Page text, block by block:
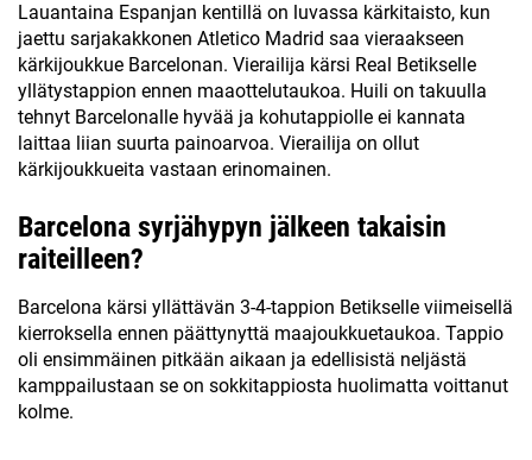
Lauantaina Espanjan kentillä on luvassa kärkitaisto, kun
jaettu sarjakakkonen Atletico Madrid saa vieraakseen
kärkijoukkue Barcelonan. Vierailija kärsi Real Betikselle
yllätystappion ennen maaottelutaukoa. Huili on takuulla
tehnyt Barcelonalle hyvää ja kohutappiolle ei kannata
laittaa liian suurta painoarvoa. Vierailija on ollut
kärkijoukkueita vastaan erinomainen.
Barcelona syrjähypyn jälkeen takaisin
raiteilleen?
Barcelona kärsi yllättävän 3-4-tappion Betikselle viimeisellä
kierroksella ennen päättynyttä maajoukkuetaukoa. Tappio
oli ensimmäinen pitkään aikaan ja edellisistä neljästä
kamppailustaan se on sokkitappiosta huolimatta voittanut
kolme.